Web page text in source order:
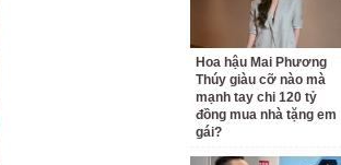
Hoa hậu Mai Phương
Thúy giàu cỡ nào mà
mạnh tay chi 120 tỷ
đồng mua nhà tặng em
gái?